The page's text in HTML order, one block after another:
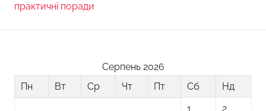
практичні поради
Серпень 2026
Пн
Вт Ср Чт Пт Сб
Нд
1
2